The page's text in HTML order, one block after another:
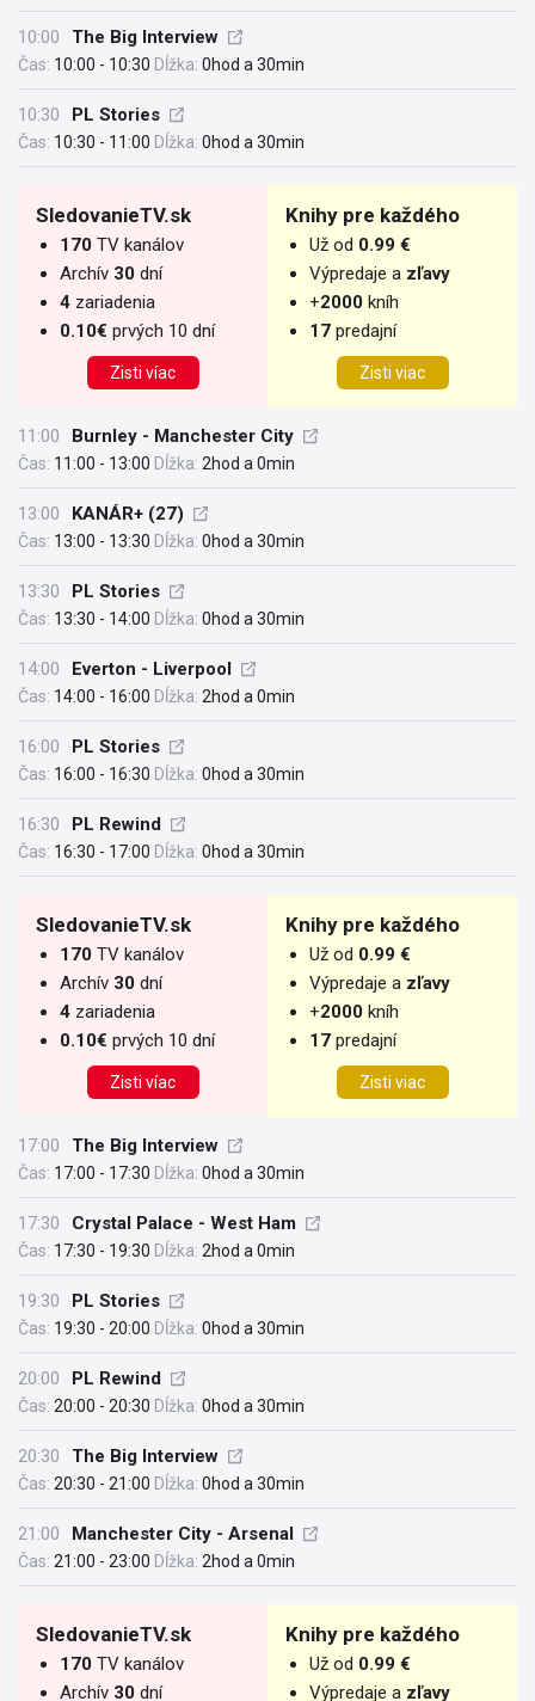
10:00 The Big Interview
Čas: 10:00 - 10:30 Dĺžka: 0hod a 30min
10:30 PL Stories
Čas: 10:30 - 11:00 Dĺžka: 0hod a 30min
SledovanieTV.sk
170 TV kanálov
Archív 30 dní
4 zariadenia
0.10€ prvých 10 dní
Zisti víac
Knihy pre každého
Už od 0.99 €
Výpredaje a zľavy
+2000 kníh
17 predajní
Zisti viac
11:00 Burnley - Manchester City
Čas: 11:00 - 13:00 Dĺžka: 2hod a 0min
13:00 KANÁR+ (27)
Čas: 13:00 - 13:30 Dĺžka: 0hod a 30min
13:30 PL Stories
Čas: 13:30 - 14:00 Dĺžka: 0hod a 30min
14:00 Everton - Liverpool
Čas: 14:00 - 16:00 Dĺžka: 2hod a 0min
16:00 PL Stories
Čas: 16:00 - 16:30 Dĺžka: 0hod a 30min
16:30 PL Rewind
Čas: 16:30 - 17:00 Dĺžka: 0hod a 30min
SledovanieTV.sk
170 TV kanálov
Archív 30 dní
4 zariadenia
0.10€ prvých 10 dní
Zisti víac
Knihy pre každého
Už od 0.99 €
Výpredaje a zľavy
+2000 kníh
17 predajní
Zisti viac
17:00 The Big Interview
Čas: 17:00 - 17:30 Dĺžka: 0hod a 30min
17:30 Crystal Palace - West Ham
Čas: 17:30 - 19:30 Dĺžka: 2hod a 0min
19:30 PL Stories
Čas: 19:30 - 20:00 Dĺžka: 0hod a 30min
20:00 PL Rewind
Čas: 20:00 - 20:30 Dĺžka: 0hod a 30min
20:30 The Big Interview
Čas: 20:30 - 21:00 Dĺžka: 0hod a 30min
21:00 Manchester City - Arsenal
Čas: 21:00 - 23:00 Dĺžka: 2hod a 0min
SledovanieTV.sk
170 TV kanálov
Archív 30 dní
Knihy pre každého
Už od 0.99 €
Výpredaje a zľavy